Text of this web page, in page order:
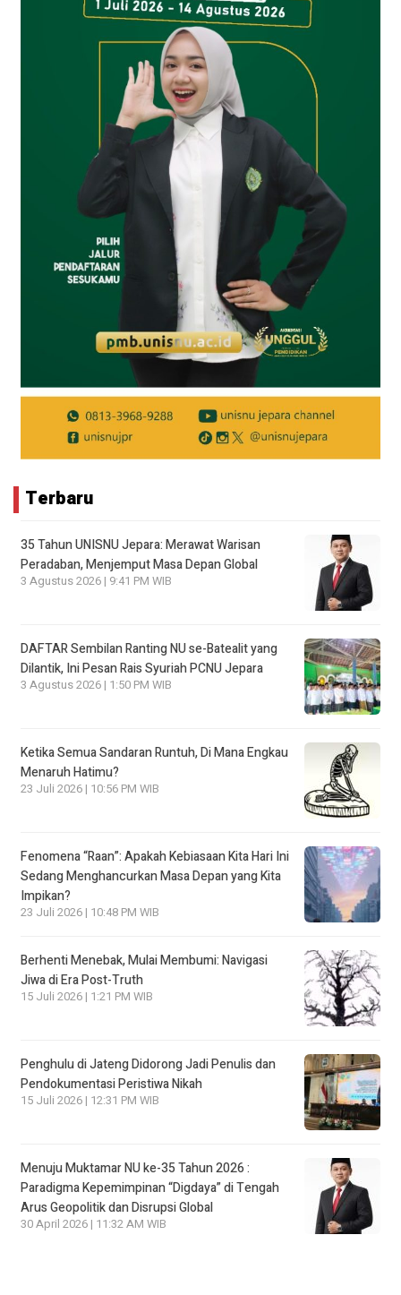
Terbaru
35 Tahun UNISNU Jepara: Merawat Warisan
Peradaban, Menjemput Masa Depan Global
3 Agustus 2026 | 9:41 PM WIB
DAFTAR Sembilan Ranting NU se-Batealit yang
Dilantik, Ini Pesan Rais Syuriah PCNU Jepara
3 Agustus 2026 | 1:50 PM WIB
Ketika Semua Sandaran Runtuh, Di Mana Engkau
Menaruh Hatimu?
23 Juli 2026 | 10:56 PM WIB
Fenomena “Raan”: Apakah Kebiasaan Kita Hari Ini
Sedang Menghancurkan Masa Depan yang Kita
Impikan?
23 Juli 2026 | 10:48 PM WIB
Berhenti Menebak, Mulai Membumi: Navigasi
Jiwa di Era Post-Truth
15 Juli 2026 | 1:21 PM WIB
Penghulu di Jateng Didorong Jadi Penulis dan
Pendokumentasi Peristiwa Nikah
15 Juli 2026 | 12:31 PM WIB
Menuju Muktamar NU ke-35 Tahun 2026 :
Paradigma Kepemimpinan “Digdaya” di Tengah
Arus Geopolitik dan Disrupsi Global
30 April 2026 | 11:32 AM WIB